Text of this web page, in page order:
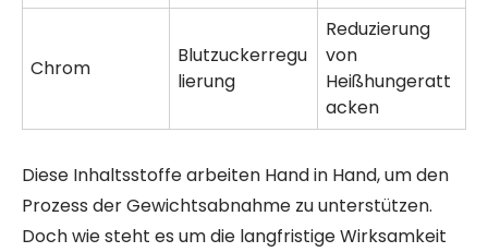
Chrom
Blutzuckerregu
lierung
Reduzierung
von
Heißhungeratt
acken
Diese Inhaltsstoffe arbeiten Hand in Hand, um den
Prozess der Gewichtsabnahme zu unterstützen.
Doch wie steht es um die langfristige Wirksamkeit